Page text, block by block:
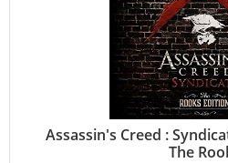
Assassin's Creed :
The